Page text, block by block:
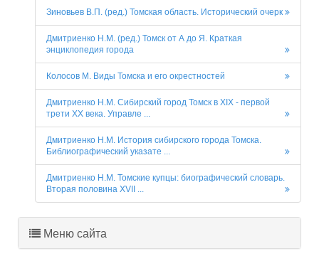
Зиновьев В.П. (ред.) Томская область. Исторический очерк
Дмитриенко Н.М. (ред.) Томск от А до Я. Краткая
энциклопедия города
Колосов М. Виды Томска и его окрестностей
Дмитриенко Н.М. Сибирский город Томск в XIX - первой
трети ХХ века. Управле ...
Дмитриенко Н.М. История сибирского города Томска.
Библиографический указате ...
Дмитриенко Н.М. Томские купцы: биографический словарь.
Вторая половина XVII ...
Меню сайта